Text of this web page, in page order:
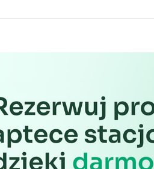
urządzeń na podstawie aktywnie
niż IAB: